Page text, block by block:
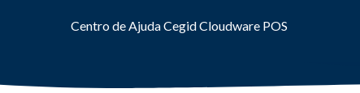
Centro de Ajuda Cegid Cloudware POS